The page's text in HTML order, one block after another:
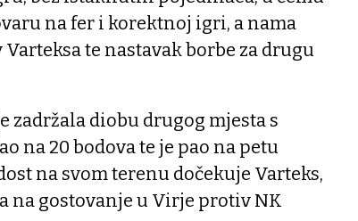
na fer i korektnoj igri, a nama
te nastavak borbe za drugu
zadržala diobu drugog mjesta s
na 20 bodova te je pao na petu
na svom terenu dočekuje Varteks,
na gostovanje u Virje protiv NK